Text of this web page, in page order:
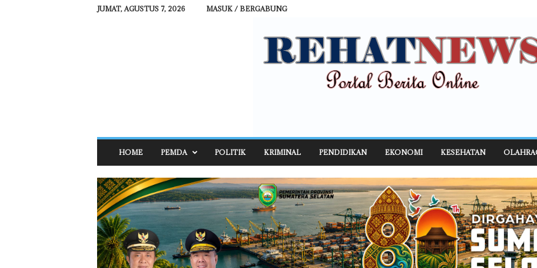
JUMAT, AGUSTUS 7, 2026 MASUK / BERGABUNG
H
A
T
N
E
W
S
HOME PEMDA POLITIK KRIMINAL PENDIDIKAN EKONOMI KESEHATAN